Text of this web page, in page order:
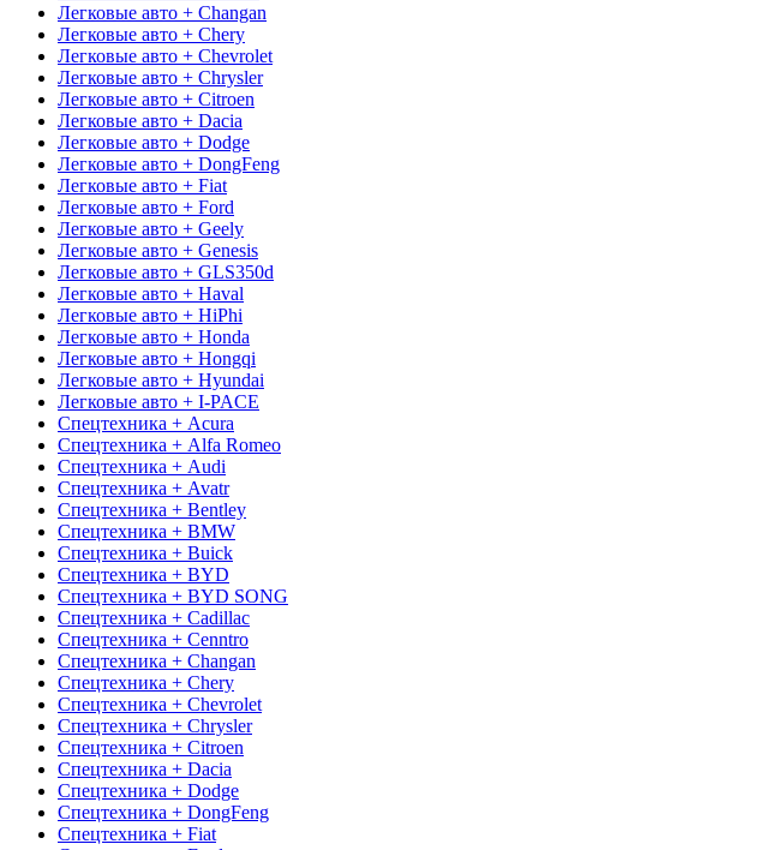
Легковые авто + Changan
Легковые авто + Chery
Легковые авто + Chevrolet
Легковые авто + Chrysler
Легковые авто + Citroen
Легковые авто + Dacia
Легковые авто + Dodge
Легковые авто + DongFeng
Легковые авто + Fiat
Легковые авто + Ford
Легковые авто + Geely
Легковые авто + Genesis
Легковые авто + GLS350d
Легковые авто + Haval
Легковые авто + HiPhi
Легковые авто + Honda
Легковые авто + Hongqi
Легковые авто + Hyundai
Легковые авто + I-PACE
Спецтехника + Acura
Спецтехника + Alfa Romeo
Спецтехника + Audi
Спецтехника + Avatr
Спецтехника + Bentley
Спецтехника + BMW
Спецтехника + Buick
Спецтехника + BYD
Спецтехника + BYD SONG
Спецтехника + Cadillac
Спецтехника + Cenntro
Спецтехника + Changan
Спецтехника + Chery
Спецтехника + Chevrolet
Спецтехника + Chrysler
Спецтехника + Citroen
Спецтехника + Dacia
Спецтехника + Dodge
Спецтехника + DongFeng
Спецтехника + Fiat